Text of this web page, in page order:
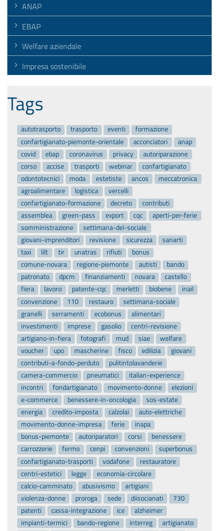
ANAP
EBAP
Welfare aziendale
Impresa sostenibile
Tags
autotrasporto trasporto eventi
formazione
confartigianato-piemonte-orientale
acconciatori
anap
covid
ebap coronavirus privacy
autoriparazione
corso
accise trasporti webinar
confartigianato
odontotecnici
moda estetiste ancos
meccatronica
agroalimentare
logistica
vercelli
confartigianato-formazione
decreto
contributi
assemblea
green-pass export cqc
aperti-per-ferie
somministrazione
settimana-del-sociale
giovani-imprenditori
revisione sicurezza
sanarti
taxi
lilt tir unatras rifiuti
bonus
comune-novara
regione-piemonte autisti
bando
patronato
dpcm finanziamenti novara
castello
fiera
lavoro patente-cqc merletti biobene
inail
convenzione
110 restauro
settimana-sociale
granelli
serramenti ecobonus
alimentari
investimenti
imprese gasolio
centri-revisione
artigiano-in-fiera
fotografi mud siae
welfare
voucher
upo mascherine fisco edilizia
giovani
contributi-a-fondo-perduto
pulitintolavanderie
camera-commercio
pneumatici
italian-experience
incontri
fondartigianato movimento-donne
elezioni
e-commerce
benessere-in-oncologia
sos-estate
energia
credito-imposta calzolai
auto-elettriche
movimento-donne-impresa
ferie
inapa
bonus-piemonte
autoriparatori corsi
benessere
carrozzerie
fermo cenpi convenzioni
superbonus
confartigianato-trasporti
vodafone
restauratore
centri-estetici
legge
economia-circolare
calcio-camminato
abusivismo
artigiani
violenza-donne
proroga sede diisocianati
730
patenti
cassa-integrazione ice
alzheimer
impianti-termici
bando-regione interreg
artigianato